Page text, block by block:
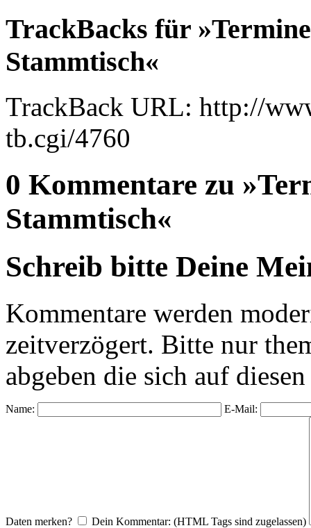
TrackBacks für
Stammtisch«
TrackBack URL: http://
tb.cgi/4760
0 Kommentare zu
Stammtisch«
Schreib bitte Deine
Kommentare werden
zeitverzögert. Bitte nur
abgeben die sich auf
Name: E-Mail:
Daten merken? Dein Kommentar: (HTML Tags sind zugelassen)